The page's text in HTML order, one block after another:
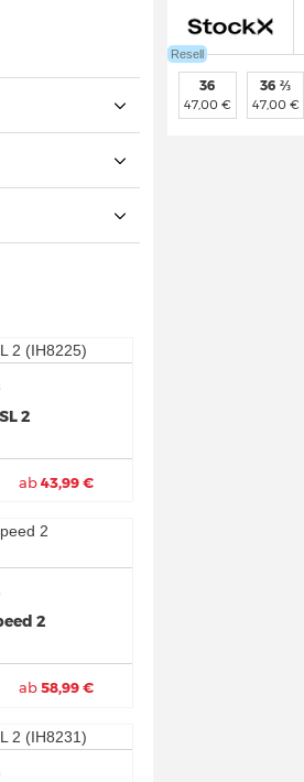
2
ab43,99 €
2
ab58,99 €
Resell
36
47,00 €
36 ⅔
47,00 €